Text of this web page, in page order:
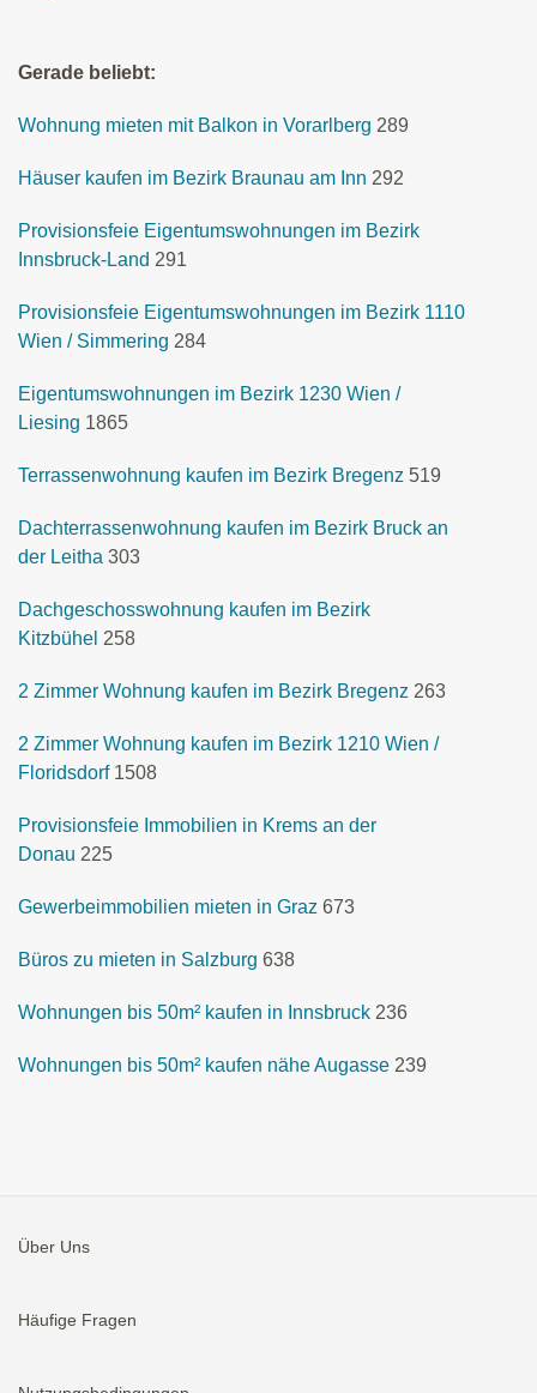
Gerade beliebt:
Wohnung mieten mit Balkon in Vorarlberg 289
Häuser kaufen im Bezirk Braunau am Inn 292
Provisionsfeie Eigentumswohnungen im Bezirk
Innsbruck-Land 291
Provisionsfeie Eigentumswohnungen im Bezirk 1110
Wien / Simmering 284
Eigentumswohnungen im Bezirk 1230 Wien /
Liesing 1865
Terrassenwohnung kaufen im Bezirk Bregenz 519
Dachterrassenwohnung kaufen im Bezirk Bruck an
der Leitha 303
Dachgeschosswohnung kaufen im Bezirk
Kitzbühel 258
2 Zimmer Wohnung kaufen im Bezirk Bregenz 263
2 Zimmer Wohnung kaufen im Bezirk 1210 Wien /
Floridsdorf 1508
Provisionsfeie Immobilien in Krems an der
Donau 225
Gewerbeimmobilien mieten in Graz 673
Büros zu mieten in Salzburg 638
Wohnungen bis 50m² kaufen in Innsbruck 236
Wohnungen bis 50m² kaufen nähe Augasse 239
Über Uns
Häufige Fragen